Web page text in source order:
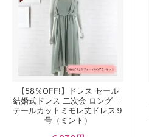
【58％OFF!】ドレス セール
結婚式ドレス 二次会 ロング ｜
テールカットミモレ丈ドレス９
号（ミント）